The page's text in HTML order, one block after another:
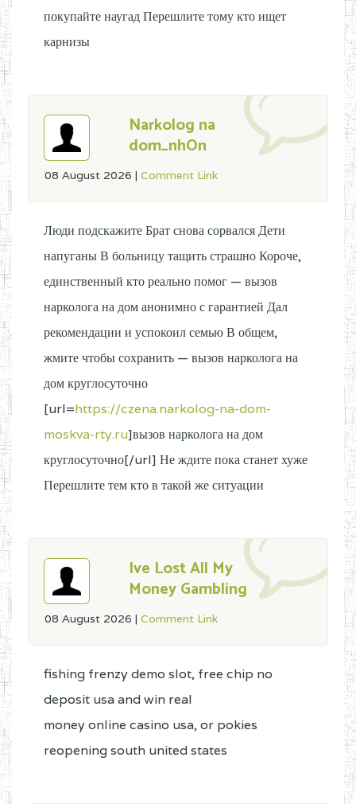
покупайте наугад Перешлите тому кто ищет
карнизы
Narkolog na
dom_nhOn
08 August 2026 | Comment Link
Люди подскажите Брат снова сорвался Дети
напуганы В больницу тащить страшно Короче,
единственный кто реально помог — вызов
нарколога на дом анонимно с гарантией Дал
рекомендации и успокоил семью В общем,
жмите чтобы сохранить — вызов нарколога на
дом круглосуточно
[url=https://czena.narkolog-na-dom-
moskva-rty.ru]вызов нарколога на дом
круглосуточно[/url] Не ждите пока станет хуже
Перешлите тем кто в такой же ситуации
Ive Lost All My
Money Gambling
08 August 2026 | Comment Link
fishing frenzy demo slot, free chip no
deposit usa and win real
money online casino usa, or pokies
reopening south united states